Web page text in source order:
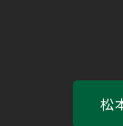
松